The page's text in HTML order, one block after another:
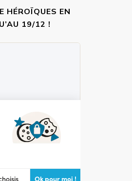
HÉROÏQUES EN
19/12 !